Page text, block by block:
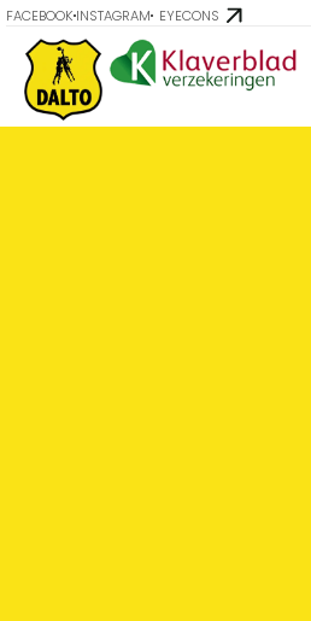
FACEBOOK INSTAGRAM EYECONS